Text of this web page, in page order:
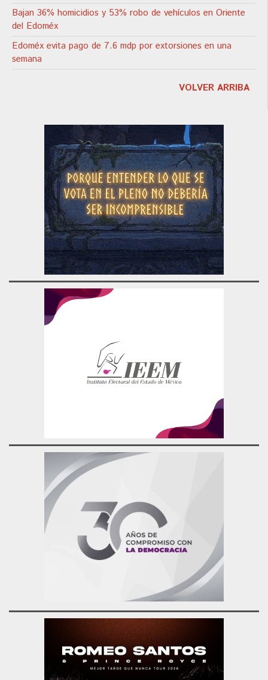
Bajan 36% homicidios y 53% robo de vehículos en Oriente
del Edoméx
Edoméx evita pago de 7.6 mdp por extorsiones en una
semana
VOLVER ARRIBA